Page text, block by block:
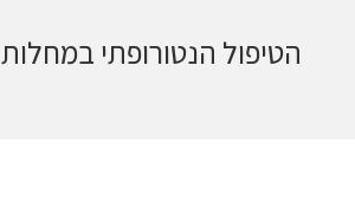
הטיפול הנטורופתי במחלות